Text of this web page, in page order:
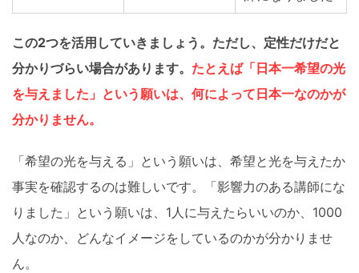
この2つを活用していきましょう。ただし、定性だけだと
分かりづらい場合があります。 たとえば「日本一希望の光
を与えました」という願いは、何によって 日本一なのかが
分かりません。
「希望の光を与える」という願いは、希望と光を与えたか
事実を確認するのは難しいです。「影響力のある講師にな
りました」という願いは、1人に与えたらいいのか、1000
人なのか、どんなイメージをしているのかが分かりませ
ん。